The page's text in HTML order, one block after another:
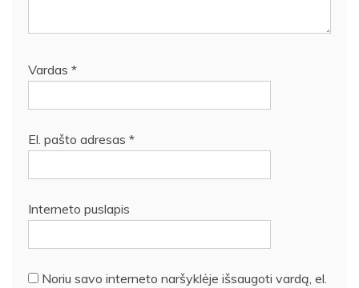
Vardas *
El. pašto adresas *
Interneto puslapis
Noriu savo interneto naršyklėje išsaugoti vardą, el.